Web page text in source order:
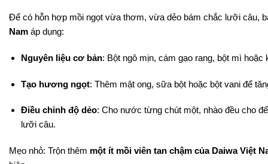
Để có hỗn hợp mồi ngọt vừa thơm, vừa dẻo bám chắc lưỡi câu,
Nam áp dụng:
Nguyên liệu cơ bản: Bột ngô mịn, cám gạo rang, bột mì hoặc
Tạo hương ngọt: Thêm mật ong, sữa bột hoặc bột vani để
Điều chỉnh độ dẻo: Cho nước từng chút một, nhào đều cho
lưỡi câu.
Mẹo nhỏ: Trộn thêm một ít mồi viên tan chậm của Daiwa Việt